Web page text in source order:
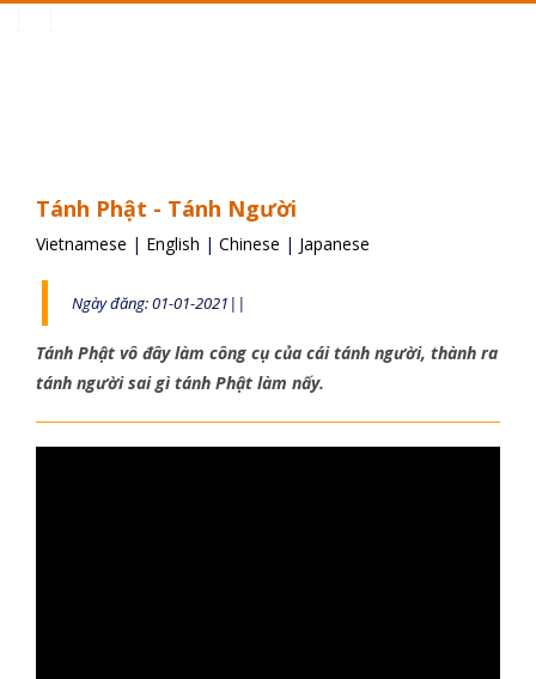
Tánh Phật - Tánh Người
Vietnamese | English | Chinese | Japanese
Ngày đăng: 01-01-2021||
Tánh Phật vô đây làm công cụ của cái tánh người, thành ra
tánh người sai gì tánh Phật làm nấy.